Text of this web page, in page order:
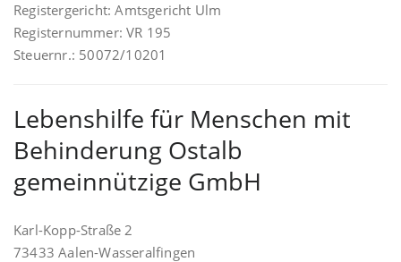
Registergericht: Amtsgericht Ulm
Registernummer: VR 195
Steuernr.: 50072/10201
Lebenshilfe für Menschen mit
Behinderung Ostalb
gemeinnützige GmbH
Karl-Kopp-Straße 2
73433 Aalen-Wasseralfingen